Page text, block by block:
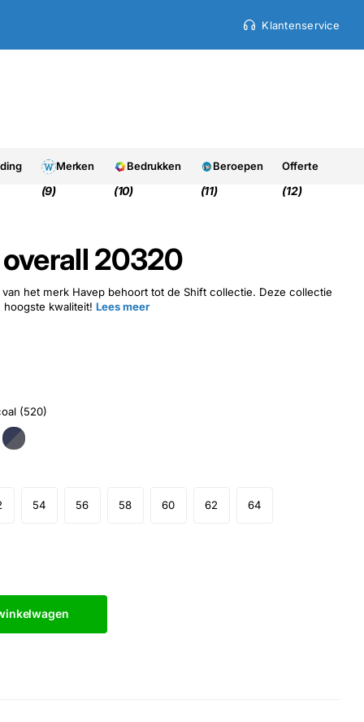
Klantenservice
Merken
(9)
Bedrukken
(10)
Beroepen
(11)
Offerte
(12)
20320
het merk Havep behoort tot de Shift collectie. Deze collectie
kwaliteit! Lees meer
(520)
54 56 58 60 62 64